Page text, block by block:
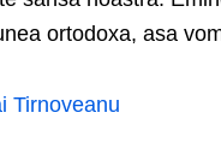
ortodoxa, asa
Tirnoveanu